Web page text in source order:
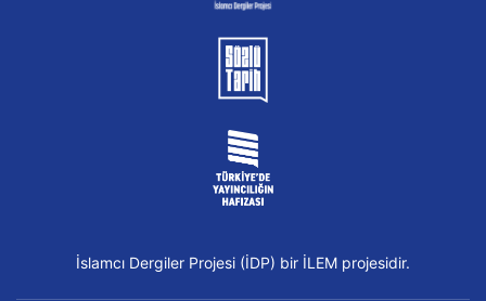
İslamcı Dergiler Projesi (İDP) bir İLEM projesidir.